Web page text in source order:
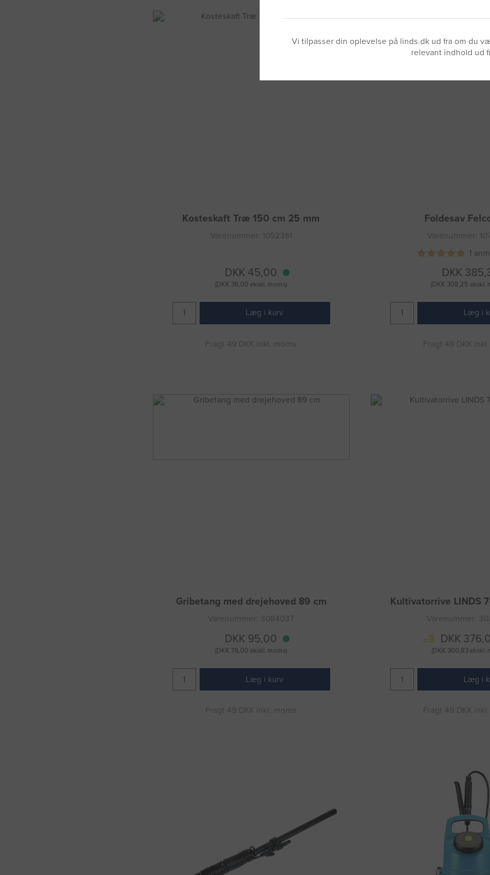
Kosteskaft Træ 150 cm 25 mm
Varenummer: 1052361
DKK 45,00
(DKK 36,00 ekskl. moms)
Læg i kurv
Fragt 49 DKK inkl. moms
Foldesav
Varenummer:
1
DKK
(DKK 308,25 ekskl.
Læg i
Fragt 49 DKK inkl.
Gribetang med drejehoved 89 cm
Varenummer: 3084037
DKK 95,00
(DKK 76,00 ekskl. moms)
Læg i kurv
Fragt 49 DKK inkl. moms
Kultivatorrive LINDS
Varenummer:
DKK
(DKK 300,83 ekskl.
Læg i
Fragt 49 DKK inkl.
Vi tilpasser din oplevelse på linds.dk ud fra om du
relevant indhold ud